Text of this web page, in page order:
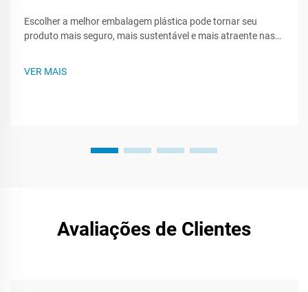
Escolher a melhor embalagem plástica pode tornar seu
produto mais seguro, mais sustentável e mais atraente nas
VER MAIS
Avaliações de Clientes